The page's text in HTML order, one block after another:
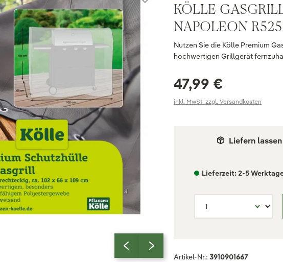
KÖLLE
NAPOLEON
Nutzen Sie die Kölle Premium
hochwertigen Grillgerät
47,99 €
inkl. MwSt. zzgl. Versandkosten
Liefern lassen
Lieferzeit: 2-5
Artikel-Nr.: 3910901667